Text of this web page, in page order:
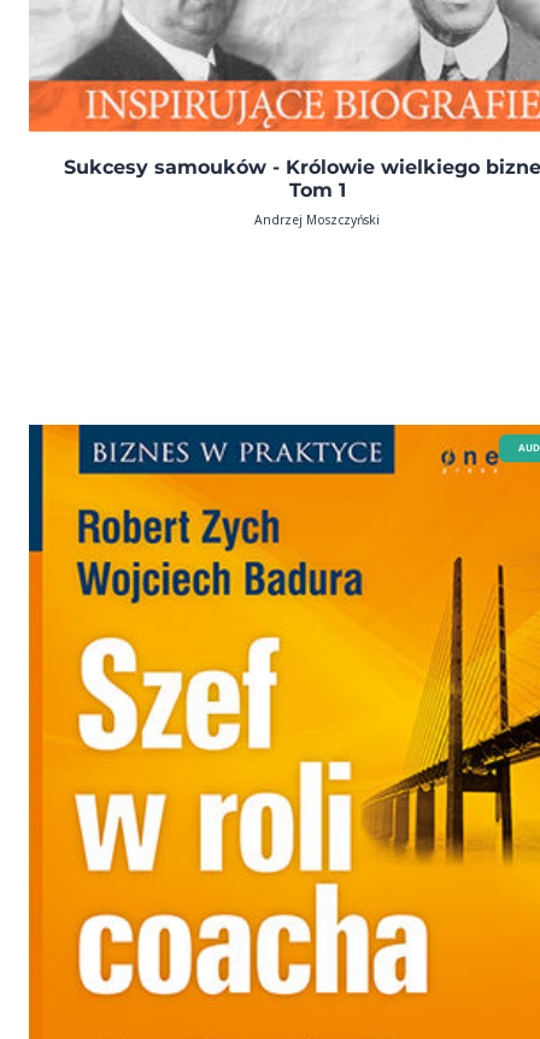
Sukcesy samouków - Królowie wielkiego
Tom 1
Andrzej Moszczyński